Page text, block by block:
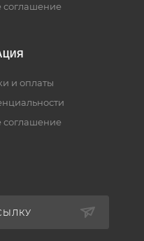
соглашение
и оплаты
соглашение